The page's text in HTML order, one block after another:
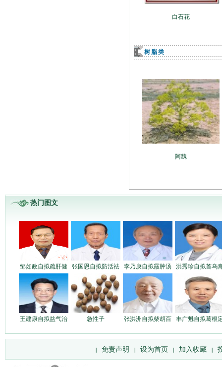
白石花
树脂类
阿魏
热门图文
邹如政自拟疏肝健 张国恩自拟防活祛 李乃庚自拟霰肿汤 洪秀珍自拟首乌
王建康自拟益气治 急性子 张洪洲自拟柴胡百 丰广魁自拟葛根
| 免责声明 | 设为首页 | 加入收藏 |